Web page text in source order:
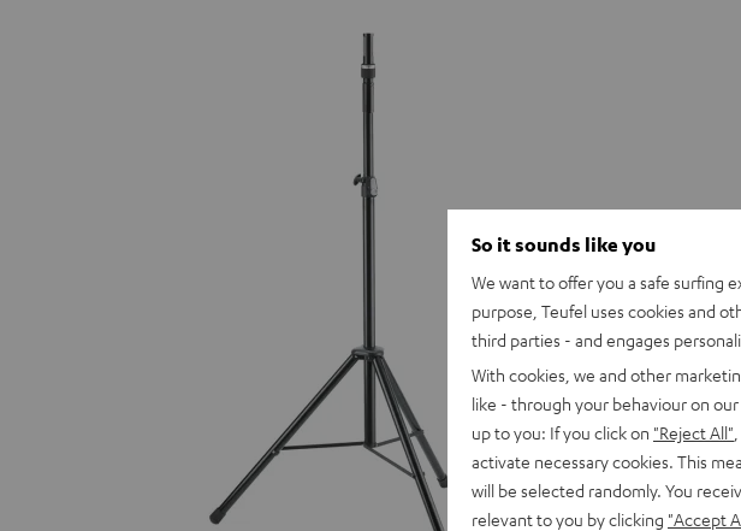
So it sounds like you
We want to offer you a safe surfing
purpose, Teufel uses cookies and
third parties - and engages
With cookies, we and other
like - through your behaviour on
up to you: If you click on "Reject All"
activate necessary cookies. This
will be selected randomly. You
relevant to you by clicking "Accept